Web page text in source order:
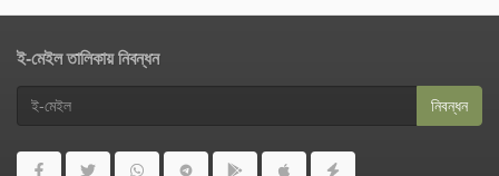
ই-মেইল তালিকায় নিবন্ধন
নিবন্ধন